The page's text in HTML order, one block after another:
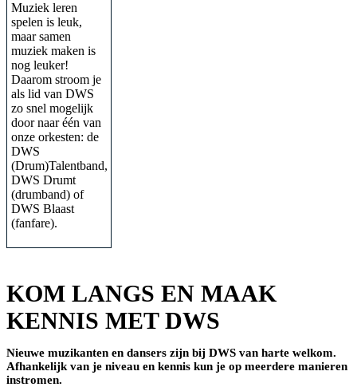
Muziek leren
spelen is leuk,
maar samen
muziek maken is
nog leuker!
Daarom stroom je
als lid van DWS
zo snel mogelijk
door naar één van
onze orkesten: de
DWS
(Drum)Talentband,
DWS Drumt
(drumband) of
DWS Blaast
(fanfare).
KOM LANGS EN MAAK
KENNIS MET DWS
Nieuwe muzikanten en dansers zijn bij DWS van harte welkom.
Afhankelijk van je niveau en kennis kun je op meerdere manieren
instromen.